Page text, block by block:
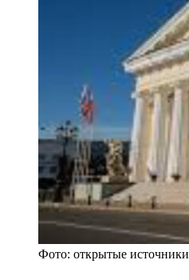
Фото: открытые источники